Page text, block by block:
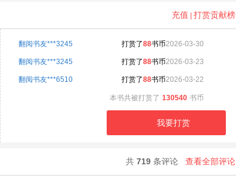
充值 打赏贡献榜
2026-03-30
翻阅书友***3245 打赏了88书币
2026-03-23
翻阅书友***3245 打赏了88书币
2026-03-22
翻阅书友***6510 打赏了88书币
本书共被打赏了 130540 书币
我要打赏
共 719 条评论 查看全部评论